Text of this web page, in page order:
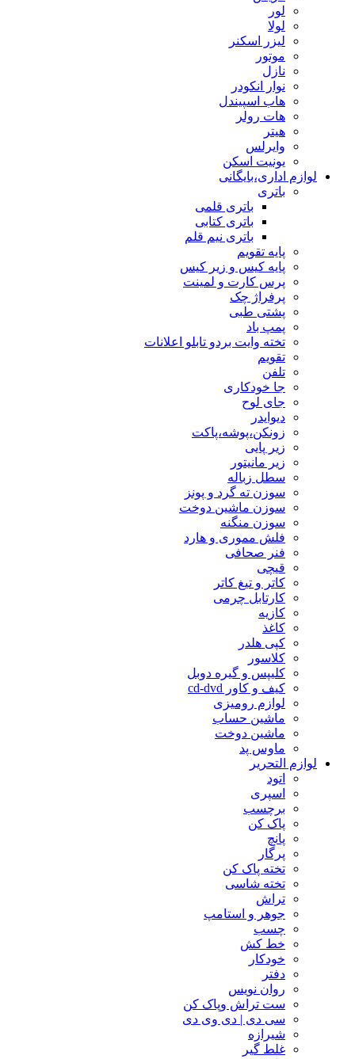
لور
لولا
لیزر اسکنر
موتور
نازل
نوار انکودر
هاب اسپیندل
هات رولر
هیتر
وایرلس
یونیت اسکن
لوازم اداری،بایگانی
باتری
باتری قلمی
باتری کتابی
باتری نیم قلم
پایه تقویم
پایه کیس و زیر کیس
پرس کارت و لمینت
پرفراژ چک
پشتی طبی
پمپ باد
تخته وایت بردو تابلو اعلانات
تقویم
تلفن
جا خودکاری
جای لوح
دیوایدر
زونکن،پوشه،پاکت
زیر پایی
زیر مانیتور
سطل زباله
سوزن ته گرد و پونز
سوزن ماشین دوخت
سوزن منگنه
فلش مموری و هارد
فنر صحافی
قیچی
کاتر و تیغ کاتر
کارتابل چرمی
کازیه
کاغذ
کپی هلدر
کلاسور
کلیپس و گیره دوبل
کیف و کاور cd-dvd
لوازم رومیزی
ماشین حساب
ماشین دوخت
ماوس پد
لوازم التحریر
اتود
اسپری
برچسب
پاک کن
پانچ
پرگار
تخته پاک کن
تخته شاسی
تراش
جوهر و استامپ
چسب
خط کش
خودکار
دفتر
روان نویس
ست تراش وپاک کن
سی دی | دی وی دی
شیرازه
غلط گیر